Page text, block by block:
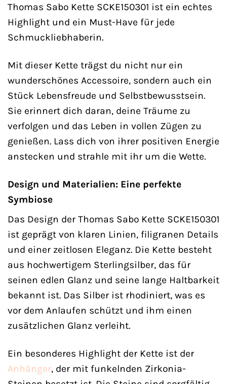
Thomas Sabo Kette SCKE150301 ist ein echtes
Highlight und ein Must-Have für jede
Schmuckliebhaberin.
Mit dieser Kette trägst du nicht nur ein
wunderschönes Accessoire, sondern auch ein
Stück Lebensfreude und Selbstbewusstsein.
Sie erinnert dich daran, deine Träume zu
verfolgen und das Leben in vollen Zügen zu
genießen. Lass dich von ihrer positiven Energie
anstecken und strahle mit ihr um die Wette.
Design und Materialien: Eine perfekte
Symbiose
Das Design der Thomas Sabo Kette SCKE150301
ist geprägt von klaren Linien, filigranen Details
und einer zeitlosen Eleganz. Die Kette besteht
aus hochwertigem Sterlingsilber, das für
seinen edlen Glanz und seine lange Haltbarkeit
bekannt ist. Das Silber ist rhodiniert, was es
vor dem Anlaufen schützt und ihm einen
zusätzlichen Glanz verleiht.
Ein besonderes Highlight der Kette ist der
Anhänger, der mit funkelnden Zirkonia-